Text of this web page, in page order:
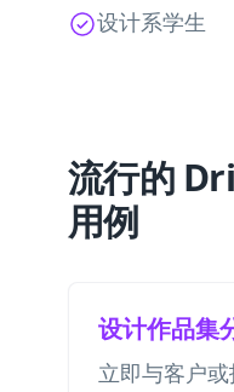
设计系学生
流行的
用例
设计作品集
立即与客户